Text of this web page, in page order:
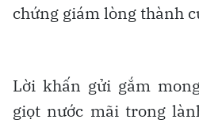
chứng giám lòng thành
Lời khấn gửi gắm
giọt nước mãi trong